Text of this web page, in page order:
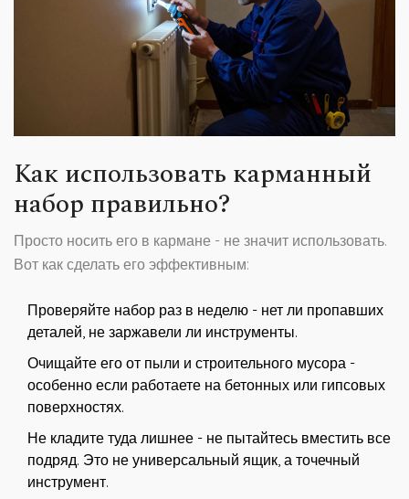
Как использовать карманный
набор правильно?
Просто носить его в кармане - не значит использовать.
Вот как сделать его эффективным:
Проверяйте набор раз в неделю - нет ли пропавших
деталей, не заржавели ли инструменты.
Очищайте его от пыли и строительного мусора -
особенно если работаете на бетонных или гипсовых
поверхностях.
Не кладите туда лишнее - не пытайтесь вместить все
подряд. Это не универсальный ящик, а точечный
инструмент.